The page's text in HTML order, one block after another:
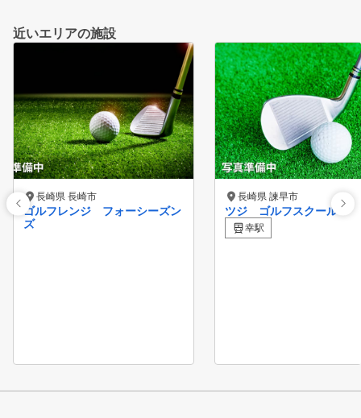
近いエリアの施設
長崎県 長崎市
ゴルフレンジ フォーシーズン
ズ
長崎県 諫早市
ツジ ゴルフスクール
幸駅